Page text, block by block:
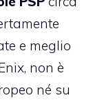
e meglio
non è
né su